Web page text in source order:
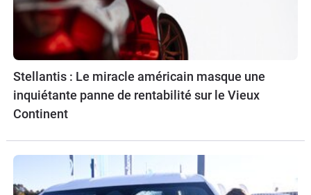
Stellantis : Le miracle américain masque une
inquiétante panne de rentabilité sur le Vieux
Continent